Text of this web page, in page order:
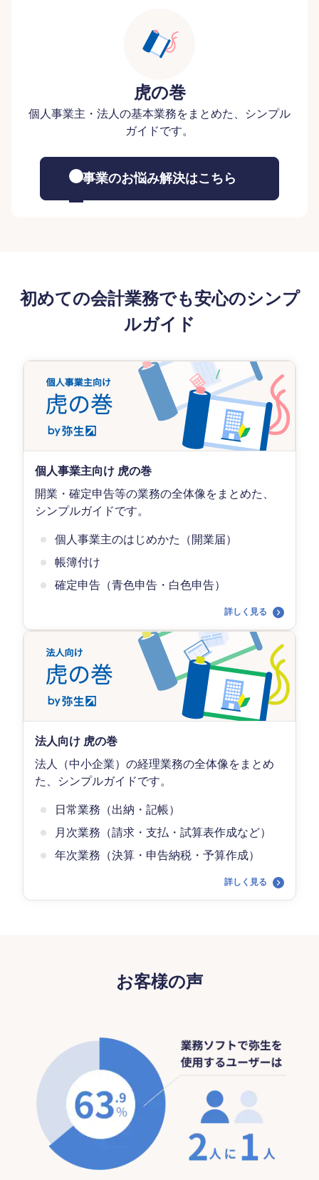
虎の巻
個人事業主・法人の基本業務をまとめた、シンプル
ガイドです。
事業のお悩み解決はこちら
初めての会計業務でも安心のシンプ
ルガイド
個人事業主向け 虎の巻
開業・確定申告等の業務の全体像をまとめた、
シンプルガイドです。
個人事業主のはじめかた（開業届）
帳簿付け
確定申告（青色申告・白色申告）
詳しく見る
法人向け 虎の巻
法人（中小企業）の経理業務の全体像をまとめ
た、シンプルガイドです。
日常業務（出納・記帳）
月次業務（請求・支払・試算表作成など）
年次業務（決算・申告納税・予算作成）
詳しく見る
お客様の声